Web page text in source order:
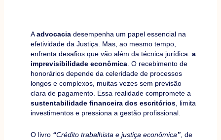
Aadvocaciadesempenha um papel essencial na
efetividade da Justiça. Mas, ao mesmo tempo,
enfrenta desafios que vão além da técnica jurídica: a
imprevisibilidade econômica. O recebimento de
honorários depende da celeridade de processos
longos e complexos, muitas vezes sem previsão
clara de pagamento. Essa realidade compromete a
sustentabilidade financeira dos escritórios, limita
investimentos e pressiona a gestão profissional.
O livro “Crédito trabalhista e justiça econômica”, de